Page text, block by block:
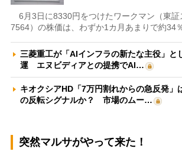
6月3日に8330円をつけたワークマン（東証
7564）の株価は、わずか1カ月あまりで約34
三菱重工が「AIインフラの新たな主役」と
運 エヌビディアとの提携でAI…
キオクシアHD「7万円割れからの急反発」
の反転シグナルか？ 市場のムー…
突然マルサがやって来た！